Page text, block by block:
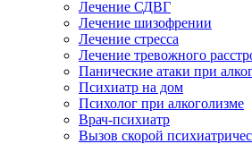
Лечение СДВГ
Лечение шизофрении
Лечение стресса
Лечение тревожного
Панические атаки при
Психиатр на дом
Психолог при алкоголизме
Врач-психиатр
Вызов скорой